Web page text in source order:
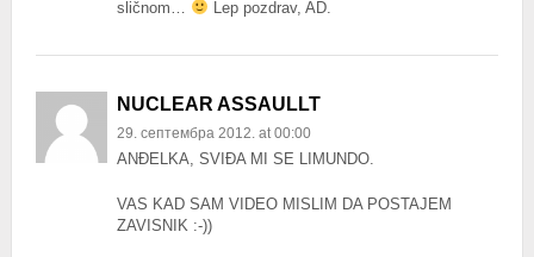
sličnom…
Lep pozdrav, AD.
NUCLEAR ASSAULLT
29. септембра 2012. at 00:00
ANĐELKA, SVIĐA MI SE LIMUNDO.
VAS KAD SAM VIDEO MISLIM DA POSTAJEM
ZAVISNIK :-))